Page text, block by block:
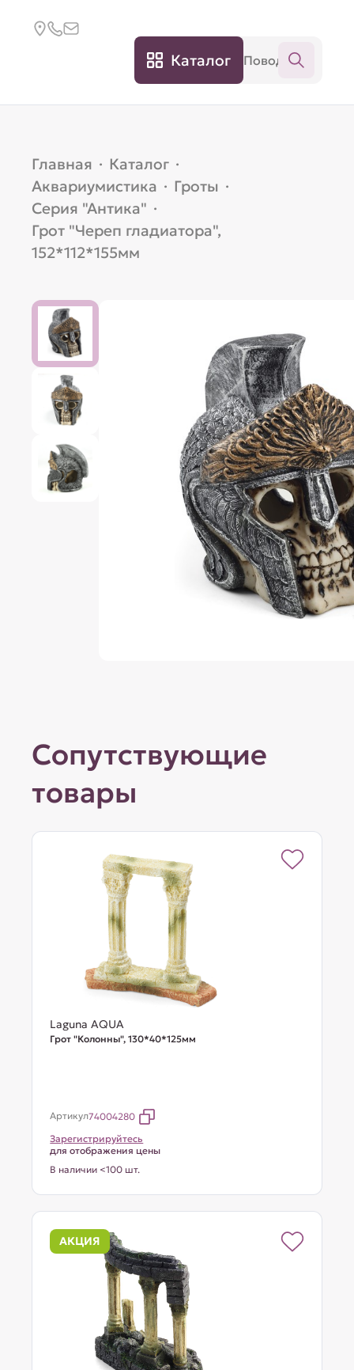
Каталог
Главная · Каталог ·
Аквариумистика · Гроты ·
Серия "Антика" ·
Грот "Череп гладиатора",
152*112*155мм
Сопутствующие
товары
Laguna AQUA
Грот "Колонны", 130*40*125мм
Артикул74004280
Зарегистрируйтесь
для отображения цены
В наличии <100 шт.
АКЦИЯ